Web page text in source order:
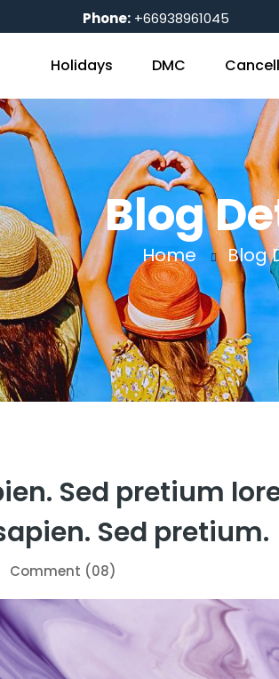
Phone: +66938961045
Holidays DMC
Blog
Home Blog
Sed pretium
Sed pretium.
Comment (08)